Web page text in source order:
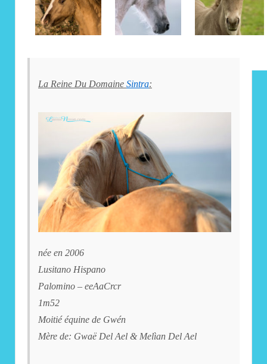
La Reine Du Domaine Sintra:
née en 2006
Lusitano Hispano
Palomino – eeAaCrcr
1m52
Moitié équine de Gwén
Mère de: Gwaë Del Ael & Melìan Del Ael